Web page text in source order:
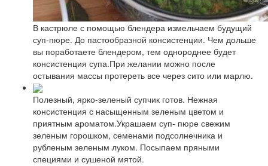
В кастрюле с помощью блендера измельчаем будущий
суп-пюре. До пастообразной консистенции. Чем дольше
вы поработаете блендером, тем однороднее будет
консистенция супа.При желании можно после
остывания массы протереть все через сито или марлю.
Полезный, ярко-зеленый супчик готов. Нежная
консистенция с насыщенным зеленым цветом и
приятным ароматом.Украшаем суп- пюре свежим
зеленым горошком, семенами подсолнечника и
рубленым зеленым луком. Посыпаем пряными
специями и сушеной мятой.